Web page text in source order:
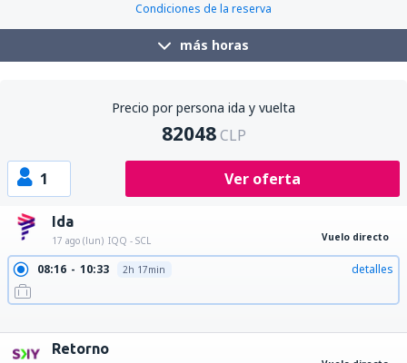
Condiciones de la reserva
más horas
Precio por persona ida y vuelta
82048 CLP
1 Ver oferta
Ida
17 ago (lun) IQQ - SCL Vuelo directo
08:16 10:33 2h 17min detalles
Retorno